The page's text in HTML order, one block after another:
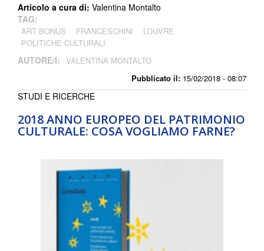
Pubblicato il: 15/02/2018 - 08:07
Articolo a cura di: Valentina Montalto
TAG:
ART BONUS FRANCESCHINI
LOUVRE
POLITICHE CULTURALI
AUTORE/I: VALENTINA MONTALTO
2018 ANNO EUROPEO DEL PATRIMONIO
CULTURALE: COSA VOGLIAMO FARNE?
STUDI E RICERCHE